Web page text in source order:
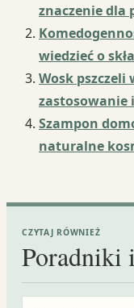
znaczenie dla
wiedzieć o
Wosk pszczeli
zastosowanie
Szampon
naturalne
CZYTAJ RÓWNIEŻ
Poradniki